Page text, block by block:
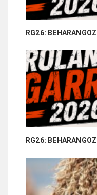
RG26:
RG26: